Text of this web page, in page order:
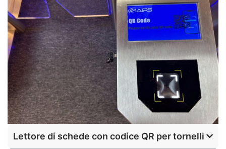
Lettore di schede con codice QR per tornelli